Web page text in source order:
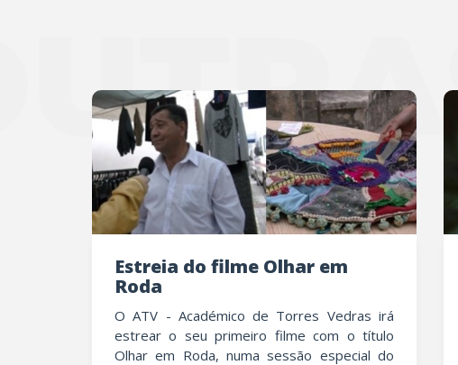
Estreia do filme Olhar em
Roda
O ATV - Académico de Torres Vedras irá
estrear o seu primeiro filme com o título
Olhar em Roda, numa sessão especial do